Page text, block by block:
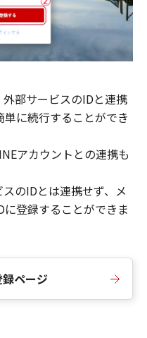
部サービスのIDと連携
に続行することができ
アカウントとの連携も
のIDとは連携せず、メ
登録することができま
ページ